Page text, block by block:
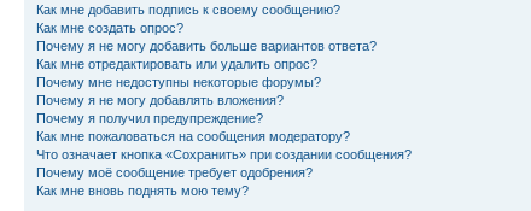
Как мне добавить подпись к своему сообщению?
Как мне создать опрос?
Почему я не могу добавить больше вариантов ответа?
Как мне отредактировать или удалить опрос?
Почему мне недоступны некоторые форумы?
Почему я не могу добавлять вложения?
Почему я получил предупреждение?
Как мне пожаловаться на сообщения модератору?
Что означает кнопка «Сохранить» при создании сообщения?
Почему моё сообщение требует одобрения?
Как мне вновь поднять мою тему?